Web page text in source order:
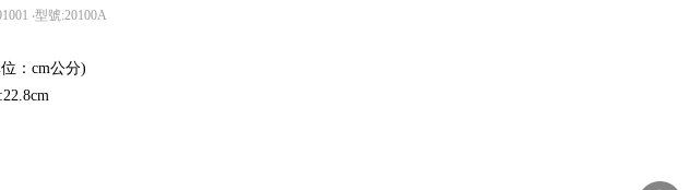
‧型號:20100A
：cm公分)